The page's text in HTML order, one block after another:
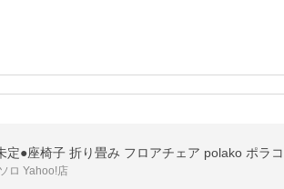
定●座椅子 折り畳み フロアチェア polako ポラ
ロ Yahoo!店